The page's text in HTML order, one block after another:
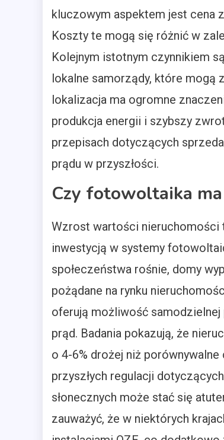
kluczowym aspektem jest cena
Koszty te mogą się różnić w
Kolejnym istotnym czynnikiem
lokalne samorządy, które mogą
lokalizacja ma ogromne
produkcja energii i szybszy
przepisach dotyczących
prądu w przyszłości.
Czy fotowoltaika
Wzrost wartości nieruchomości
inwestycją w systemy
społeczeństwa rośnie, domy
pożądane na rynku
oferują możliwość samodzielnej
prąd. Badania pokazują, że
o 4-6% drożej niż
przyszłych regulacji
słonecznych może stać się
zauważyć, że w niektórych